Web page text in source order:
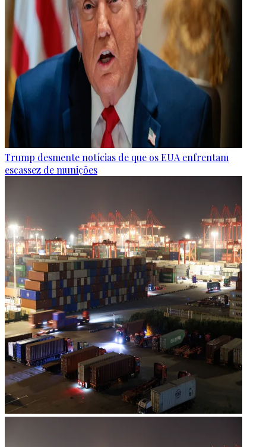
Trump desmente notícias de que os EUA enfrentam
escassez de munições